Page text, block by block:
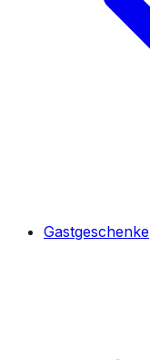
Gastgeschenke